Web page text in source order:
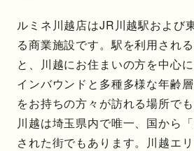
ルミネ川越店はJR川越駅および
る商業施設です。駅を利用され
と、川越にお住まいの方を中心に
インバウンドと多種多様な年齢
をお持ちの方々が訪れる場所でも
川越は埼玉県内で唯一、国から
された街でもあります。川越エ